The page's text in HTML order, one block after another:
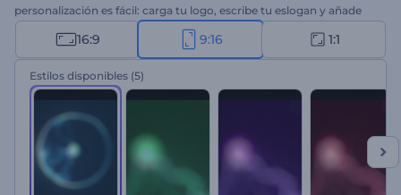
personalización es fácil: carga tu logo, escribe tu eslogan y añade
música de fondo de nuestra amplia biblioteca musical. Ideal para
empresas, influencers o cualquier persona que busque preparar el
escenario para una presentación electrizante. ¡Comienza a crear
ahora!
16:9 9:16 1:1
Estilos disponibles (5)